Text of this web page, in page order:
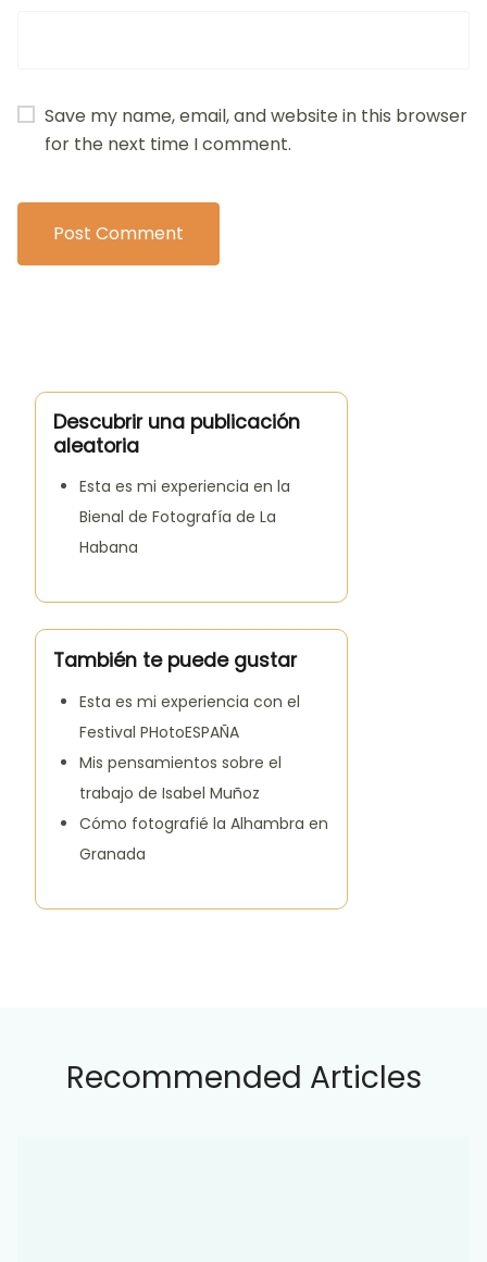
Save my name, email, and website in this browser
for the next time I comment.
Descubrir una publicación
aleatoria
Esta es mi experiencia en la
Bienal de Fotografía de La
Habana
También te puede gustar
Esta es mi experiencia con el
Festival PHotoESPAÑA
Mis pensamientos sobre el
trabajo de Isabel Muñoz
Cómo fotografié la Alhambra en
Granada
Recommended Articles